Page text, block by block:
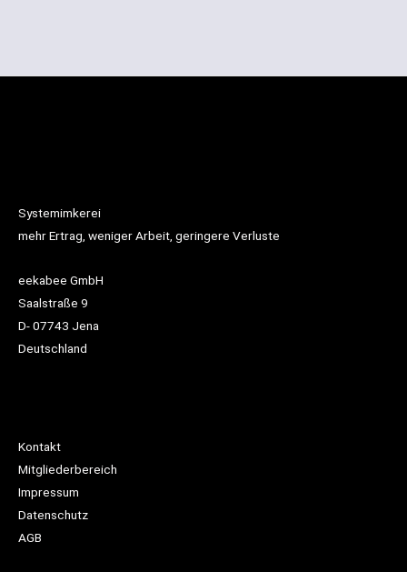
Systemimkerei
mehr Ertrag, weniger Arbeit, geringere Verluste
eekabee GmbH
Saalstraße 9
D- 07743 Jena
Deutschland
Kontakt
Mitgliederbereich
Impressum
Datenschutz
AGB